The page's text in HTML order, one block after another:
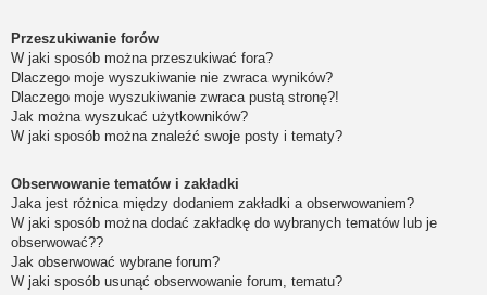
Przeszukiwanie forów
W jaki sposób można przeszukiwać fora?
Dlaczego moje wyszukiwanie nie zwraca wyników?
Dlaczego moje wyszukiwanie zwraca pustą stronę?!
Jak można wyszukać użytkowników?
W jaki sposób można znaleźć swoje posty i tematy?
Obserwowanie tematów i zakładki
Jaka jest różnica między dodaniem zakładki a obserwowaniem?
W jaki sposób można dodać zakładkę do wybranych tematów lub je
obserwować??
Jak obserwować wybrane forum?
W jaki sposób usunąć obserwowanie forum, tematu?